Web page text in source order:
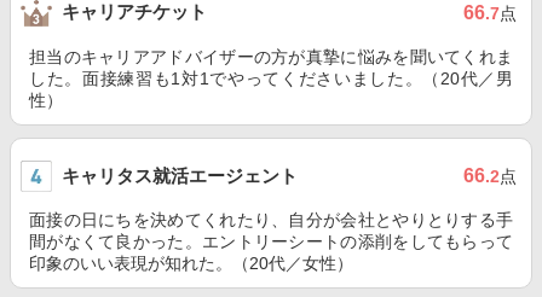
キャリアチケット 66.7点
担当のキャリアアドバイザーの方が真摯に悩みを聞いてくれま
した。面接練習も1対1でやってくださいました。（20代／男
性）
キャリタス就活エージェント 66.2点
面接の日にちを決めてくれたり、自分が会社とやりとりする手
間がなくて良かった。エントリーシートの添削をしてもらって
印象のいい表現が知れた。（20代／女性）